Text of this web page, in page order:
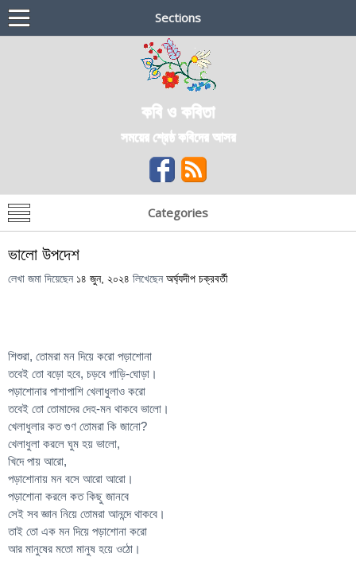
Sections
কবি ও কবিতা
সময়ের শ্রেষ্ঠ কবিদের আসর
Categories
ভালো উপদেশ
লেখা জমা দিয়েছেন ১৪ জুন, ২০২৪ লিখেছেন অর্ঘ্যদীপ চক্রবর্তী
শিশুরা, তোমরা মন দিয়ে করো পড়াশোনা
তবেই তো বড়ো হবে, চড়বে গাড়ি-ঘোড়া।
পড়াশোনার পাশাপাশি খেলাধুলাও করো
তবেই তো তোমাদের দেহ-মন থাকবে ভালো।
খেলাধুলার কত গুণ তোমরা কি জানো?
খেলাধুলা করলে ঘুম হয় ভালো,
খিদে পায় আরো,
পড়াশোনায় মন বসে আরো আরো।
পড়াশোনা করলে কত কিছু জানবে
সেই সব জ্ঞান নিয়ে তোমরা আনন্দে থাকবে।
তাই তো এক মন দিয়ে পড়াশোনা করো
আর মানুষের মতো মানুষ হয়ে ওঠো।